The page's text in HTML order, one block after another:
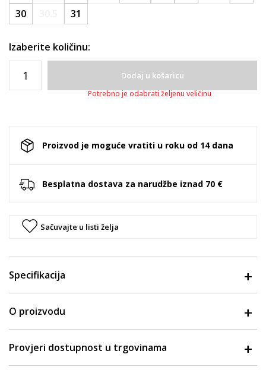
30
31
Izaberite količinu:
Dodaj u košaricu
Potrebno je odabrati željenu veličinu
Proizvod je moguće vratiti u roku od 14 dana
Besplatna dostava za narudžbe iznad 70 €
Sačuvajte u listi želja
Specifikacija
O proizvodu
Provjeri dostupnost u trgovinama